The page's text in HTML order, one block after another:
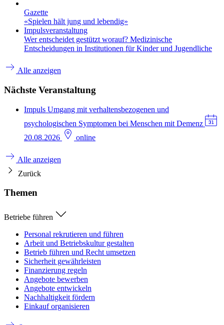
Gazette
«Spielen hält jung und lebendig»
Impulsveranstaltung
Wer entscheidet gestützt worauf? Medizinische
Entscheidungen in Institutionen für Kinder und Jugendliche
Alle anzeigen
Nächste Veranstaltung
Impuls Umgang mit verhaltensbezogenen und
psychologischen Symptomen bei Menschen mit Demenz
20.08.2026
online
Alle anzeigen
Zurück
Themen
Betriebe führen
Personal rekrutieren und führen
Arbeit und Betriebskultur gestalten
Betrieb führen und Recht umsetzen
Sicherheit gewährleisten
Finanzierung regeln
Angebote bewerben
Angebote entwickeln
Nachhaltigkeit fördern
Einkauf organisieren